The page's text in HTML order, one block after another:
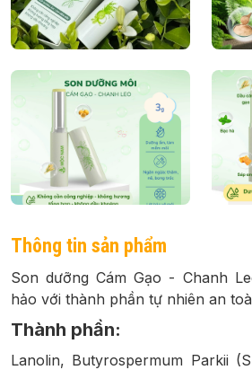
Thông tin sản phẩm
Son dưỡng Cám Gạo - Chanh
hảo với thành phần tự nhiên an
Thành phần:
Lanolin, Butyrospermum Parkii